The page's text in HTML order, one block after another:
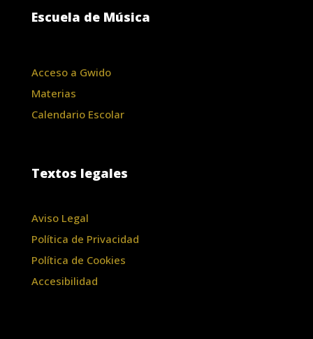
Escuela de Música
Acceso a Gwido
Materias
Calendario Escolar
Textos legales
Aviso Legal
Política de Privacidad
Política de Cookies
Accesibilidad